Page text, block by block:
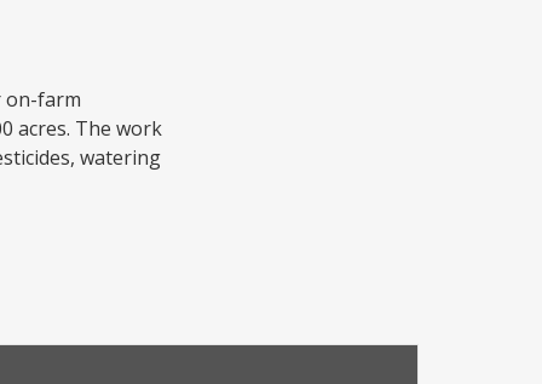
on-farm
acres. The work
watering